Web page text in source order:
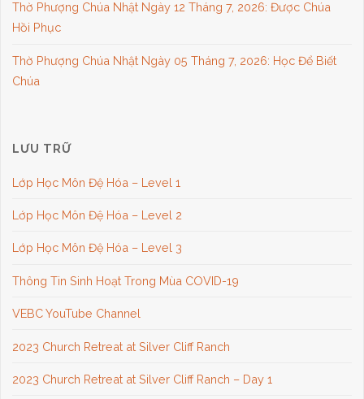
Thờ Phượng Chúa Nhật Ngày 12 Tháng 7, 2026: Được Chúa
Hồi Phục
Thờ Phượng Chúa Nhật Ngày 05 Tháng 7, 2026: Học Để Biết
Chúa
LƯU TRỮ
Lớp Học Môn Đệ Hóa – Level 1
Lớp Học Môn Đệ Hóa – Level 2
Lớp Học Môn Đệ Hóa – Level 3
Thông Tin Sinh Hoạt Trong Mùa COVID-19
VEBC YouTube Channel
2023 Church Retreat at Silver Cliff Ranch
2023 Church Retreat at Silver Cliff Ranch – Day 1